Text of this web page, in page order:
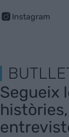
Instagram
Segueix